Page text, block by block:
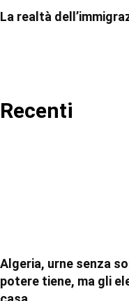
La realtà
Recenti
Algeria, urne senza
potere tiene, ma gli